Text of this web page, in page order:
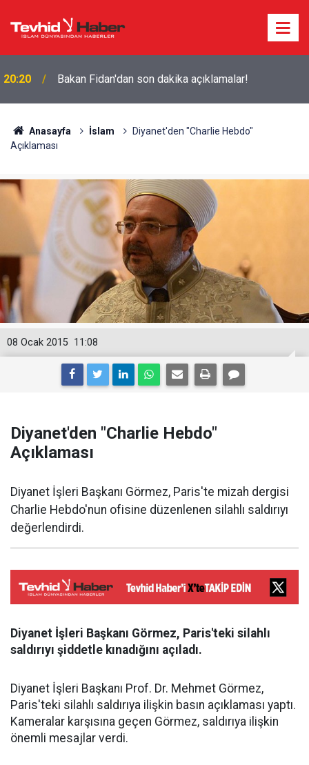
20:20 Bakan Fidan'dan son dakika açıklamalar!
Anasayfa İslam
Diyanet'den "Charlie Hebdo"
Açıklaması
11:08
08 Ocak 2015
Diyanet'den "Charlie Hebdo"
Açıklaması
Diyanet İşleri Başkanı Görmez, Paris'te mizah dergisi
Charlie Hebdo'nun ofisine düzenlenen silahlı saldırıyı
değerlendirdi.
Diyanet İşleri Başkanı Görmez, Paris'teki silahlı
saldırıyı şiddetle kınadığını açıladı.
Diyanet İşleri Başkanı Prof. Dr. Mehmet Görmez,
Paris'teki silahlı saldırıya ilişkin basın açıklaması yaptı.
Kameralar karşısına geçen Görmez, saldırıya ilişkin
önemli mesajlar verdi.